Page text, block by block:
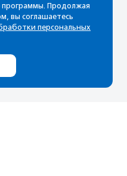
программы. Продолжая
вы соглашаетесь
персональных